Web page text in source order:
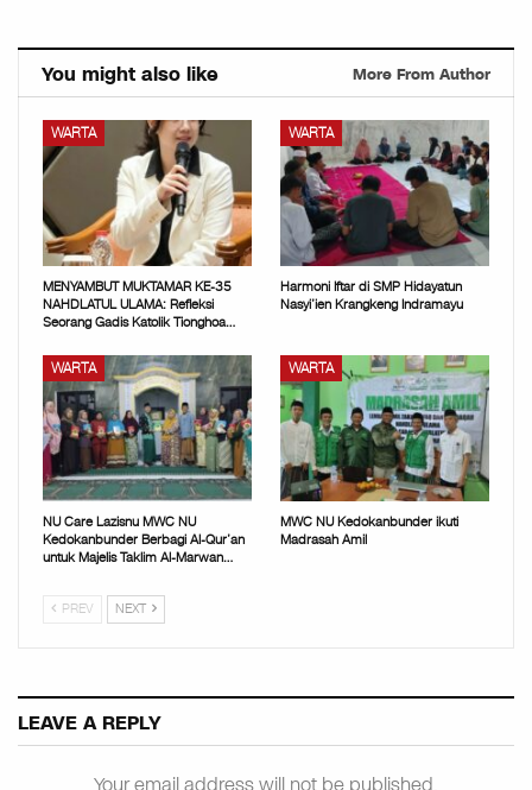
You might also like More From Author
WARTA
MENYAMBUT MUKTAMAR KE-35
NAHDLATUL ULAMA: Refleksi
Seorang Gadis Katolik Tionghoa…
WARTA
Harmoni Iftar di SMP Hidayatun
Nasyi’ien Krangkeng Indramayu
WARTA
NU Care Lazisnu MWC NU
Kedokanbunder Berbagi Al-Qur’an
untuk Majelis Taklim Al-Marwan…
WARTA
MWC NU Kedokanbunder ikuti
Madrasah Amil
PREV NEXT
LEAVE A REPLY